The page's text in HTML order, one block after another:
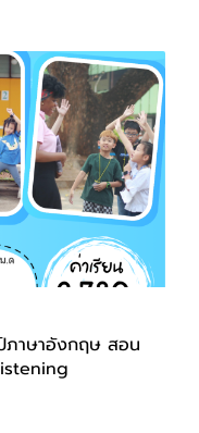
ภาษาอังกฤษ สอน